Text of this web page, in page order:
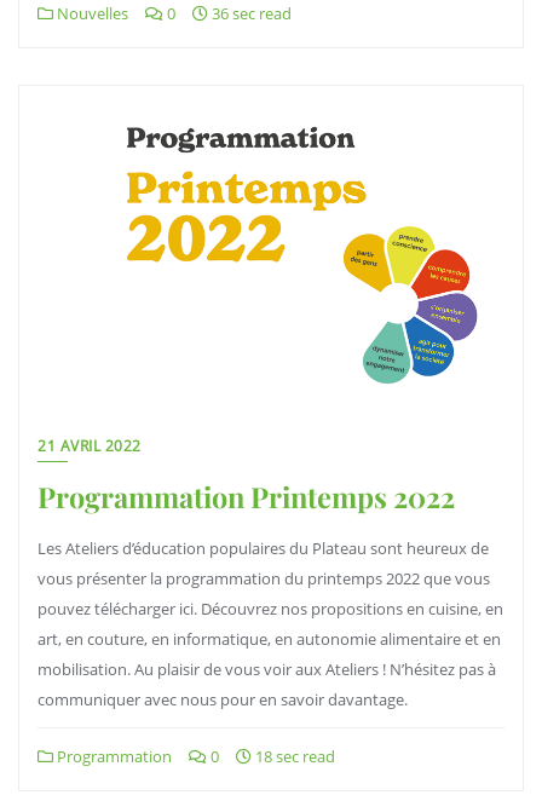
Nouvelles 0 36 sec read
21 AVRIL 2022
Programmation Printemps 2022
Les Ateliers d’éducation populaires du Plateau sont heureux de
vous présenter la programmation du printemps 2022 que vous
pouvez télécharger ici. Découvrez nos propositions en cuisine, en
art, en couture, en informatique, en autonomie alimentaire et en
mobilisation. Au plaisir de vous voir aux Ateliers ! N’hésitez pas à
communiquer avec nous pour en savoir davantage.
Programmation 0 18 sec read